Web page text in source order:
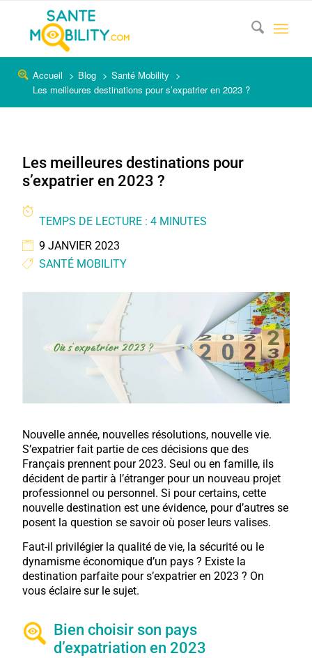
Accueil Blog
Santé Mobility
Les meilleures destinations pour s’expatrier en 2023 ?
Les meilleures destinations pour
s’expatrier en 2023 ?
TEMPS DE LECTURE : 4 MINUTES
9 JANVIER 2023
SANTÉ MOBILITY
Nouvelle année, nouvelles résolutions, nouvelle vie.
S’expatrier fait partie de ces décisions que des
Français prennent pour 2023. Seul ou en famille, ils
décident de partir à l’étranger pour un nouveau projet
professionnel ou personnel. Si pour certains, cette
nouvelle destination est une évidence, pour d’autres se
posent la question se savoir où poser leurs valises.
Faut-il privilégier la qualité de vie, la sécurité ou le
dynamisme économique d’un pays ? Existe la
destination parfaite pour s’expatrier en 2023 ? On
vous éclaire sur le sujet.
Bien choisir son pays
d’expatriation en 2023